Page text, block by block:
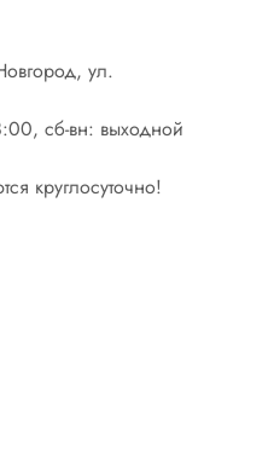
ул.
сб-вн: выходной
круглосуточно!